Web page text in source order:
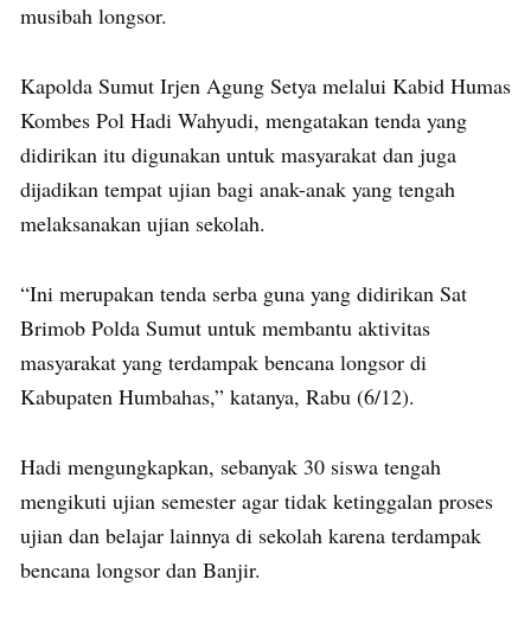
musibah longsor.
Kapolda Sumut Irjen Agung Setya melalui Kabid Humas
Kombes Pol Hadi Wahyudi, mengatakan tenda yang
didirikan itu digunakan untuk masyarakat dan juga
dijadikan tempat ujian bagi anak-anak yang tengah
melaksanakan ujian sekolah.
“Ini merupakan tenda serba guna yang didirikan Sat
Brimob Polda Sumut untuk membantu aktivitas
masyarakat yang terdampak bencana longsor di
Kabupaten Humbahas,” katanya, Rabu (6/12).
Hadi mengungkapkan, sebanyak 30 siswa tengah
mengikuti ujian semester agar tidak ketinggalan proses
ujian dan belajar lainnya di sekolah karena terdampak
bencana longsor dan Banjir.